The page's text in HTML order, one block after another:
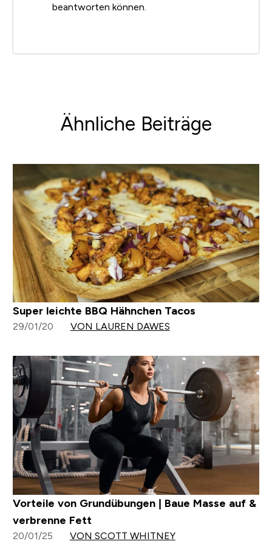
beantworten können.
Ähnliche Beiträge
Super leichte BBQ Hähnchen Tacos
29/01/20 VON LAUREN DAWES
Vorteile von Grundübungen | Baue Masse auf &
verbrenne Fett
20/01/25 VON SCOTT WHITNEY